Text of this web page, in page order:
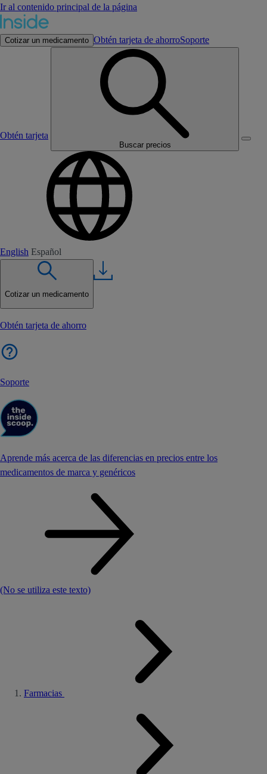
Ir al contenido principal de la página
Cotizar un medicamento Obtén tarjeta de ahorroSoporte
Obtén tarjeta
Buscar precios
English Español
Cotizar un medicamento
Obtén tarjeta de ahorro
Soporte
Aprende más acerca de las diferencias en precios entre los
medicamentos de marca y genéricos
(No se utiliza este texto)
Farmacias